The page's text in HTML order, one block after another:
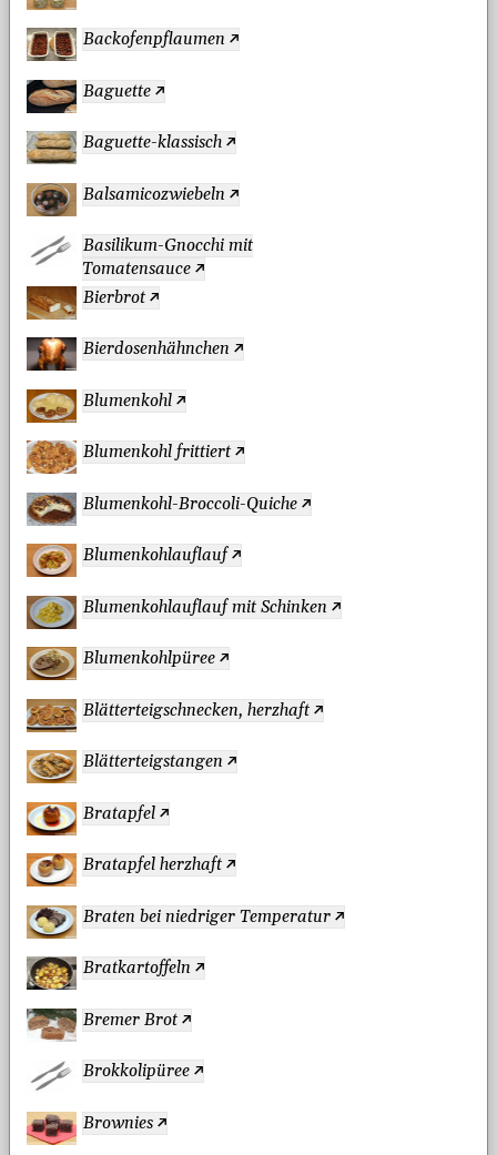
Backofenpflaumen
Baguette
Baguette-klassisch
Balsamicozwiebeln
Basilikum-Gnocchi mit
Tomatensauce
Bierbrot
Bierdosenhähnchen
Blumenkohl
Blumenkohl frittiert
Blumenkohl-Broccoli-Quiche
Blumenkohlauflauf
Blumenkohlauflauf mit Schinken
Blumenkohlpüree
Blätterteigschnecken, herzhaft
Blätterteigstangen
Bratapfel
Bratapfel herzhaft
Braten bei niedriger Temperatur
Bratkartoffeln
Bremer Brot
Brokkolipüree
Brownies